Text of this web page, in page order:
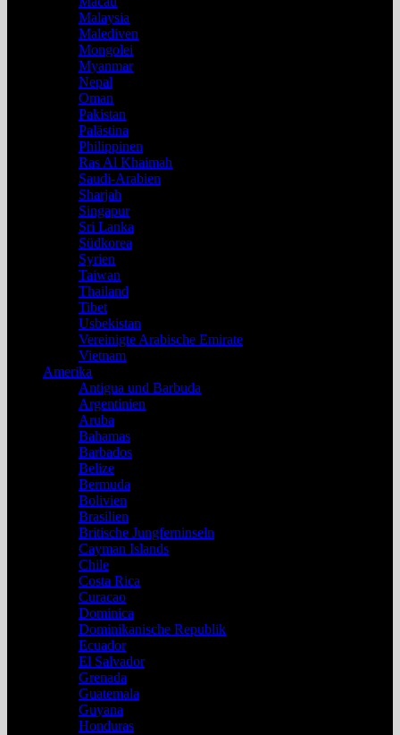
Malaysia
Malediven
Mongolei
Myanmar
Nepal
Oman
Pakistan
Palästina
Philippinen
Ras Al Khaimah
Saudi-Arabien
Sharjah
Singapur
Sri Lanka
Südkorea
Syrien
Taiwan
Thailand
Tibet
Usbekistan
Vereinigte Arabische Emirate
Vietnam
Amerika
Antigua und Barbuda
Argentinien
Aruba
Bahamas
Barbados
Belize
Bermuda
Bolivien
Brasilien
Britische Jungferninseln
Cayman Islands
Chile
Costa Rica
Curacao
Dominica
Dominikanische Republik
Ecuador
El Salvador
Grenada
Guatemala
Guyana
Honduras